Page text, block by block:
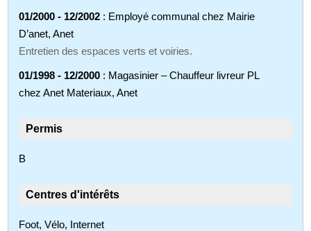
01/2000 - 12/2002 : Employé communal chez Mairie
D’anet, Anet
Entretien des espaces verts et voiries.
01/1998 - 12/2000 : Magasinier – Chauffeur livreur PL
chez Anet Materiaux, Anet
Permis
B
Centres d'intérêts
Foot, Vélo, Internet